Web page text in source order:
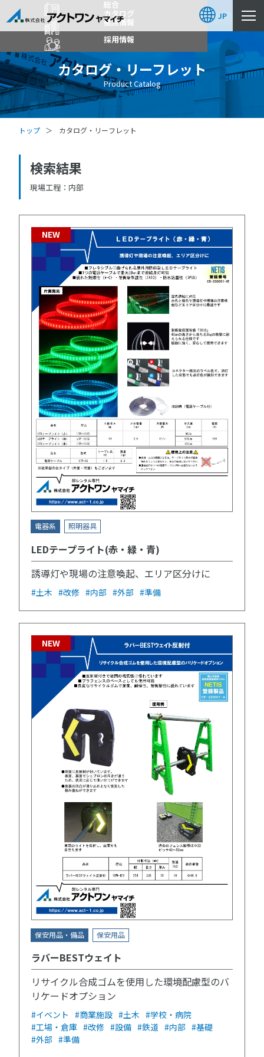
総合
カタログ
拠点情報
採用情報
JP
カタログ・リーフレット
Product Catalog
トップ カタログ・リーフレット
検索結果
現場工程 内部
NEW
電器系 照明器具
LEDテープライト(赤・緑・青)
誘導灯や現場の注意喚起、エリア区分けに
#土木 #改修 #内部 #外部 #準備
NEW
保安用品・備品 保安用品
ラバーBESTウェイト
リサイクル合成ゴムを使用した環境配慮型のバ
リケードオプション
#イベント #商業施設 #土木 #学校・病院
#工場・倉庫 #改修 #設備 #鉄道 #内部 #基礎
#外部 #準備